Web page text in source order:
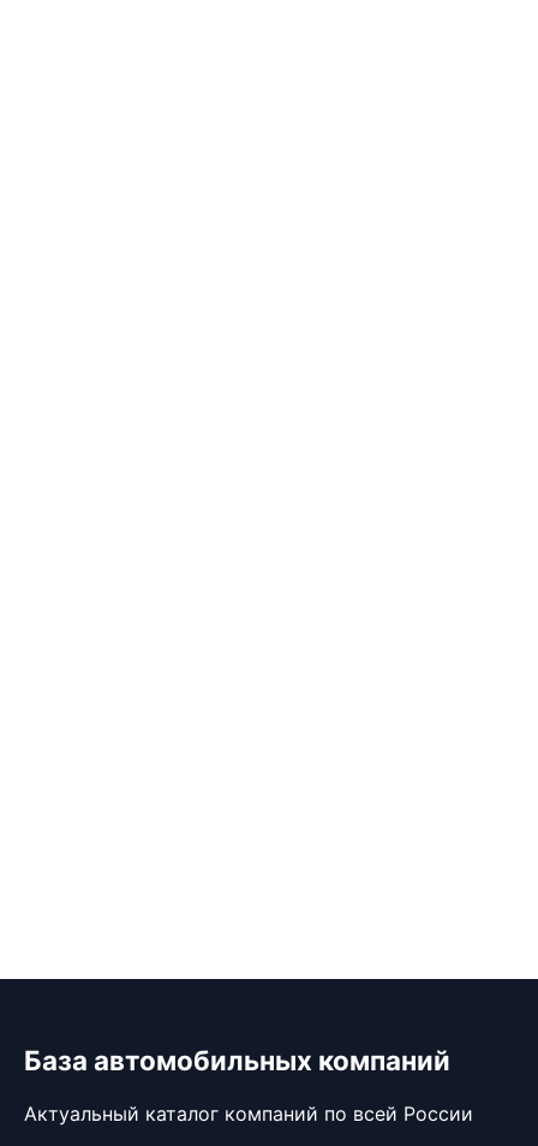
База автомобильных компаний
Актуальный каталог компаний по всей России